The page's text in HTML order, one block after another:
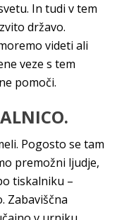
In tudi v tem
državo.
videti ali
veze s tem
pomoči.
Pogosto se tam
premožni ljudje,
tiskalniku –
Zabaviščna